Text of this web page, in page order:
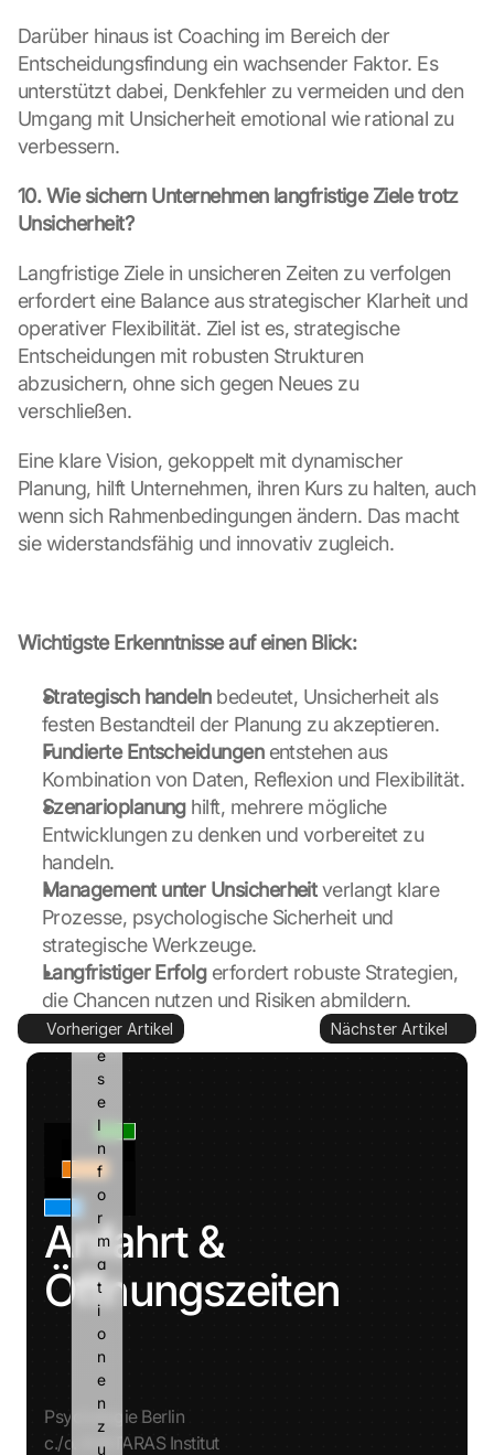
Darüber hinaus ist Coaching im Bereich der
Entscheidungsfindung ein wachsender Faktor. Es
unterstützt dabei, Denkfehler zu vermeiden und den
Umgang mit Unsicherheit emotional wie rational zu
verbessern.
10. Wie sichern Unternehmen langfristige Ziele trotz
Unsicherheit?
Langfristige Ziele in unsicheren Zeiten zu verfolgen
erfordert eine Balance aus strategischer Klarheit und
operativer Flexibilität. Ziel ist es, strategische
Entscheidungen mit robusten Strukturen
abzusichern, ohne sich gegen Neues zu
verschließen.
Eine klare Vision, gekoppelt mit dynamischer
Planung, hilft Unternehmen, ihren Kurs zu halten, auch
wenn sich Rahmenbedingungen ändern. Das macht
sie widerstandsfähig und innovativ zugleich.
Wichtigste Erkenntnisse auf einen Blick:
Strategisch handeln bedeutet, Unsicherheit als
festen Bestandteil der Planung zu akzeptieren.
Fundierte Entscheidungen entstehen aus
Kombination von Daten, Reflexion und Flexibilität.
Szenarioplanung hilft, mehrere mögliche
Entwicklungen zu denken und vorbereitet zu
handeln.
Management unter Unsicherheit verlangt klare
Prozesse, psychologische Sicherheit und
strategische Werkzeuge.
Langfristiger Erfolg erfordert robuste Strategien,
die Chancen nutzen und Risiken abmildern.
Vorheriger Artikel Nächster Artikel
Anfahrt &
Öffnungszeiten
Psychologie Berlin
c./o. AVATARAS Institut
o
g
ü
b
r
t
a
g
e
n
u
n
d
o
k
e
s
z
t
.
G
o
o
g
l
e
k
a
n
n
d
i
e
s
e
I
n
f
o
r
m
a
t
i
o
n
e
n
z
u